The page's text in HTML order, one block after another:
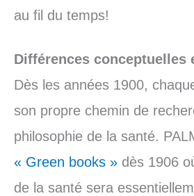
au fil du temps!
Différences conceptuelles
Dès les années 1900,
son propre chemin de
philosophie de la santé.
« Green books » dès 1906
de la santé sera